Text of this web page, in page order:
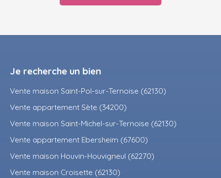
Je recherche un bien
Vente maison Saint-Pol-sur-Ternoise (62130)
Vente appartement Sète (34200)
Vente maison Saint-Michel-sur-Ternoise (62130)
Vente appartement Ebersheim (67600)
Vente maison Houvin-Houvigneul (62270)
Vente maison Croisette (62130)